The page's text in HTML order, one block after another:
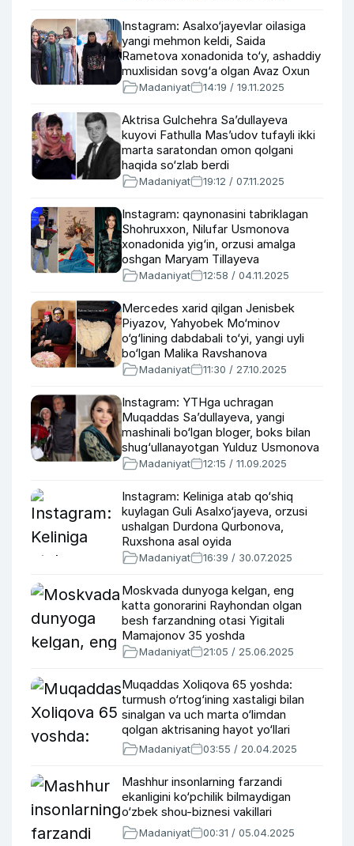
Instagram: Asalxo‘jayevlar oilasiga
yangi mehmon keldi, Saida
Rametova xonadonida to‘y, ashaddiy
muxlisidan sovg‘a olgan Avaz Oxun
Madaniyat 14:19 / 19.11.2025
Aktrisa Gulchehra Sa’dullayeva
kuyovi Fathulla Mas’udov tufayli ikki
marta saratondan omon qolgani
haqida so‘zlab berdi
Madaniyat 19:12 / 07.11.2025
Instagram: qaynonasini tabriklagan
Shohruxxon, Nilufar Usmonova
xonadonida yig‘in, orzusi amalga
oshgan Maryam Tillayeva
Madaniyat 12:58 / 04.11.2025
Mercedes xarid qilgan Jenisbek
Piyazov, Yahyobek Mo‘minov
o‘g‘lining dabdabali to‘yi, yangi uyli
bo‘lgan Malika Ravshanova
Madaniyat 11:30 / 27.10.2025
Instagram: YTHga uchragan
Muqaddas Sa’dullayeva, yangi
mashinali bo‘lgan bloger, boks bilan
shug‘ullanayotgan Yulduz Usmonova
Madaniyat 12:15 / 11.09.2025
Instagram: Keliniga atab qo‘shiq
kuylagan Guli Asalxo‘jayeva, orzusi
ushalgan Durdona Qurbonova,
Ruxshona asal oyida
Madaniyat 16:39 / 30.07.2025
Moskvada dunyoga kelgan, eng
katta gonorarini Rayhondan olgan
besh farzandning otasi Yigitali
Mamajonov 35 yoshda
Madaniyat 21:05 / 25.06.2025
Muqaddas Xoliqova 65 yoshda:
turmush o‘rtog‘ining xastaligi bilan
sinalgan va uch marta o‘limdan
qolgan aktrisaning hayot yo‘llari
haqidaMadaniyat 03:55 / 20.04.2025
Mashhur insonlarning farzandi
ekanligini ko‘pchilik bilmaydigan
o‘zbek shou-biznesi vakillari
Madaniyat 00:31 / 05.04.2025